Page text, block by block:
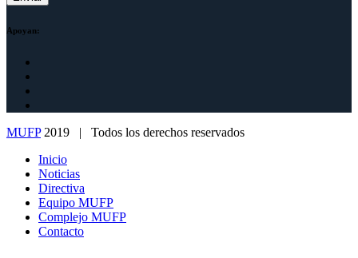
Apoyan:
MUFP2019 | Todos los derechos reservados
Inicio
Noticias
Directiva
Equipo MUFP
Complejo MUFP
Contacto